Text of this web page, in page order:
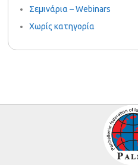
Σεμινάρια – Webinars
Χωρίς κατηγορία